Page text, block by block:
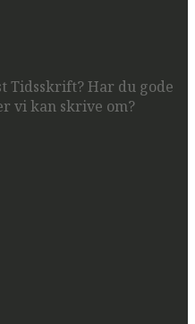
Tidsskrift? Har du gode
vi kan skrive om?